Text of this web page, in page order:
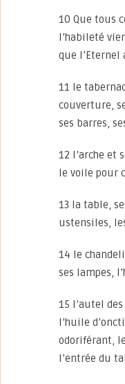
10 Que tous
l’habileté
que l’Eternel
11 le
couverture,
ses barres,
12 l’arche et
le voile pour
13 la table,
ustensiles,
14 le
ses lampes,
15 l’autel
l’huile
odoriférant,
l’entrée du